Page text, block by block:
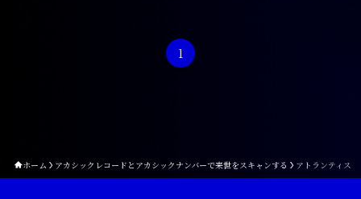
1
ホーム アカシックレコードとアカシックナンバーで来世をスキャンする アトランティス